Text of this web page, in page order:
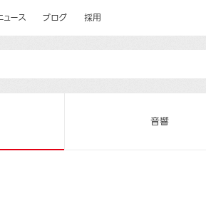
ュース ブログ 採用
音響